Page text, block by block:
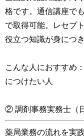
格です。通信講座で
で取得可能。レセプ
役立つ知識が身につき
こんな人におすすめ
につけたい人
② 調剤事務実務士（
薬局業務の流れを実